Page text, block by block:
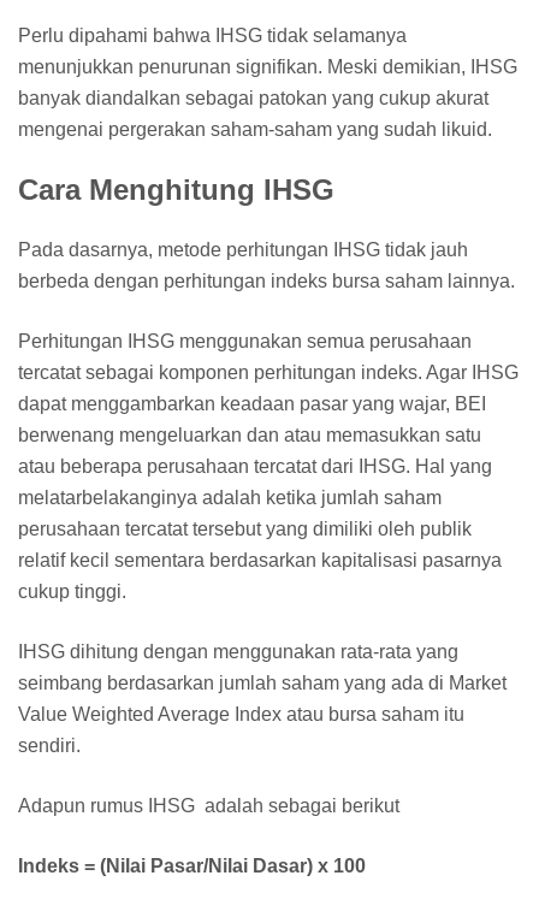
Perlu dipahami bahwa IHSG tidak selamanya
menunjukkan penurunan signifikan. Meski demikian, IHSG
banyak diandalkan sebagai patokan yang cukup akurat
mengenai pergerakan saham-saham yang sudah likuid.
Cara Menghitung IHSG
Pada dasarnya, metode perhitungan IHSG tidak jauh
berbeda dengan perhitungan indeks bursa saham lainnya.
Perhitungan IHSG menggunakan semua perusahaan
tercatat sebagai komponen perhitungan indeks. Agar IHSG
dapat menggambarkan keadaan pasar yang wajar, BEI
berwenang mengeluarkan dan atau memasukkan satu
atau beberapa perusahaan tercatat dari IHSG. Hal yang
melatarbelakanginya adalah ketika jumlah saham
perusahaan tercatat tersebut yang dimiliki oleh publik
relatif kecil sementara berdasarkan kapitalisasi pasarnya
cukup tinggi.
IHSG dihitung dengan menggunakan rata-rata yang
seimbang berdasarkan jumlah saham yang ada di Market
Value Weighted Average Index atau bursa saham itu
sendiri.
Adapun rumus IHSG adalah sebagai berikut
Indeks = (Nilai Pasar/Nilai Dasar) x 100